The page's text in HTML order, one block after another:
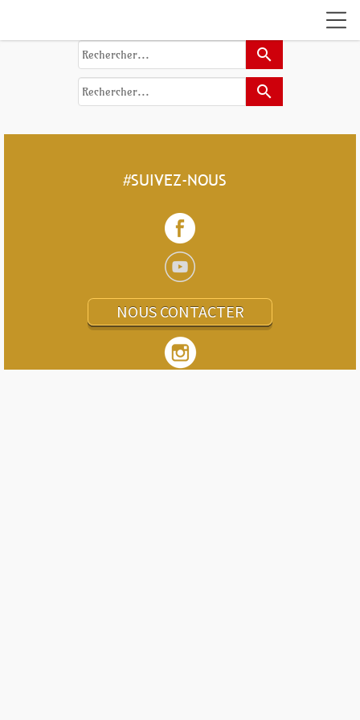
search
search
#SUIVEZ-NOUS
NOUS CONTACTER